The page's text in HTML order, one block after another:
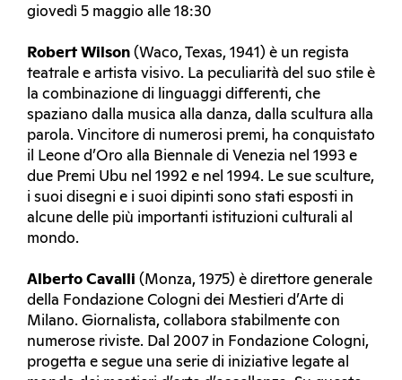
giovedì 5 maggio alle 18:30
Robert Wilson (Waco, Texas, 1941) è un regista
teatrale e artista visivo. La peculiarità del suo stile è
la combinazione di linguaggi differenti, che
spaziano dalla musica alla danza, dalla scultura alla
parola. Vincitore di numerosi premi, ha conquistato
il Leone d’Oro alla Biennale di Venezia nel 1993 e
due Premi Ubu nel 1992 e nel 1994. Le sue sculture,
i suoi disegni e i suoi dipinti sono stati esposti in
alcune delle più importanti istituzioni culturali al
mondo.
Alberto Cavalli (Monza, 1975) è direttore generale
della Fondazione Cologni dei Mestieri d’Arte di
Milano. Giornalista, collabora stabilmente con
numerose riviste. Dal 2007 in Fondazione Cologni,
progetta e segue una serie di iniziative legate al